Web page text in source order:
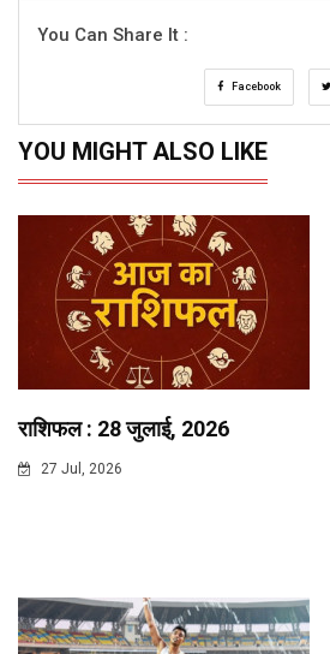
You Can Share It :
Facebook
YOU MIGHT ALSO LIKE
राशिफल : 28 जुलाई, 2026
27 Jul, 2026